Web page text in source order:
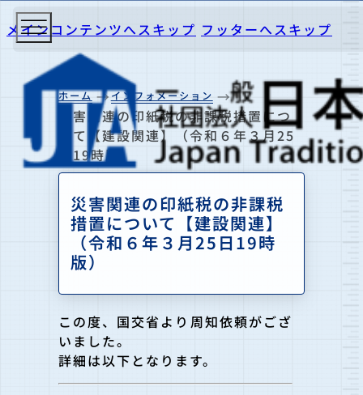
メインコンテンツへスキップ フッターへスキップ
ホーム インフォメーション
災害関連の印紙税の非課税措置につ
いて【建設関連】（令和６年３月25
日19時版）
災害関連の印紙税の非課税
措置について【建設関連】
（令和６年３月25日19時
版）
この度、国交省より周知依頼がござ
いました。
詳細は以下となります。